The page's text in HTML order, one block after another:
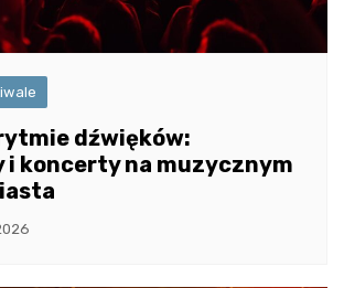
dźwięków:
koncerty na muzycznym